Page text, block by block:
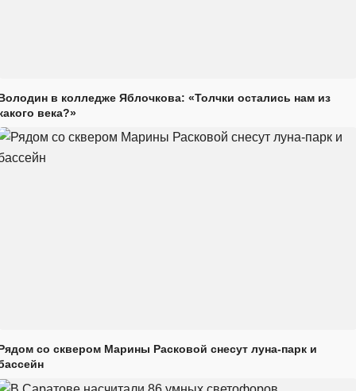
в колледже Яблочкова: «Толчки остались нам из
века?»
со сквером Марины Расковой снесут луна-парк и